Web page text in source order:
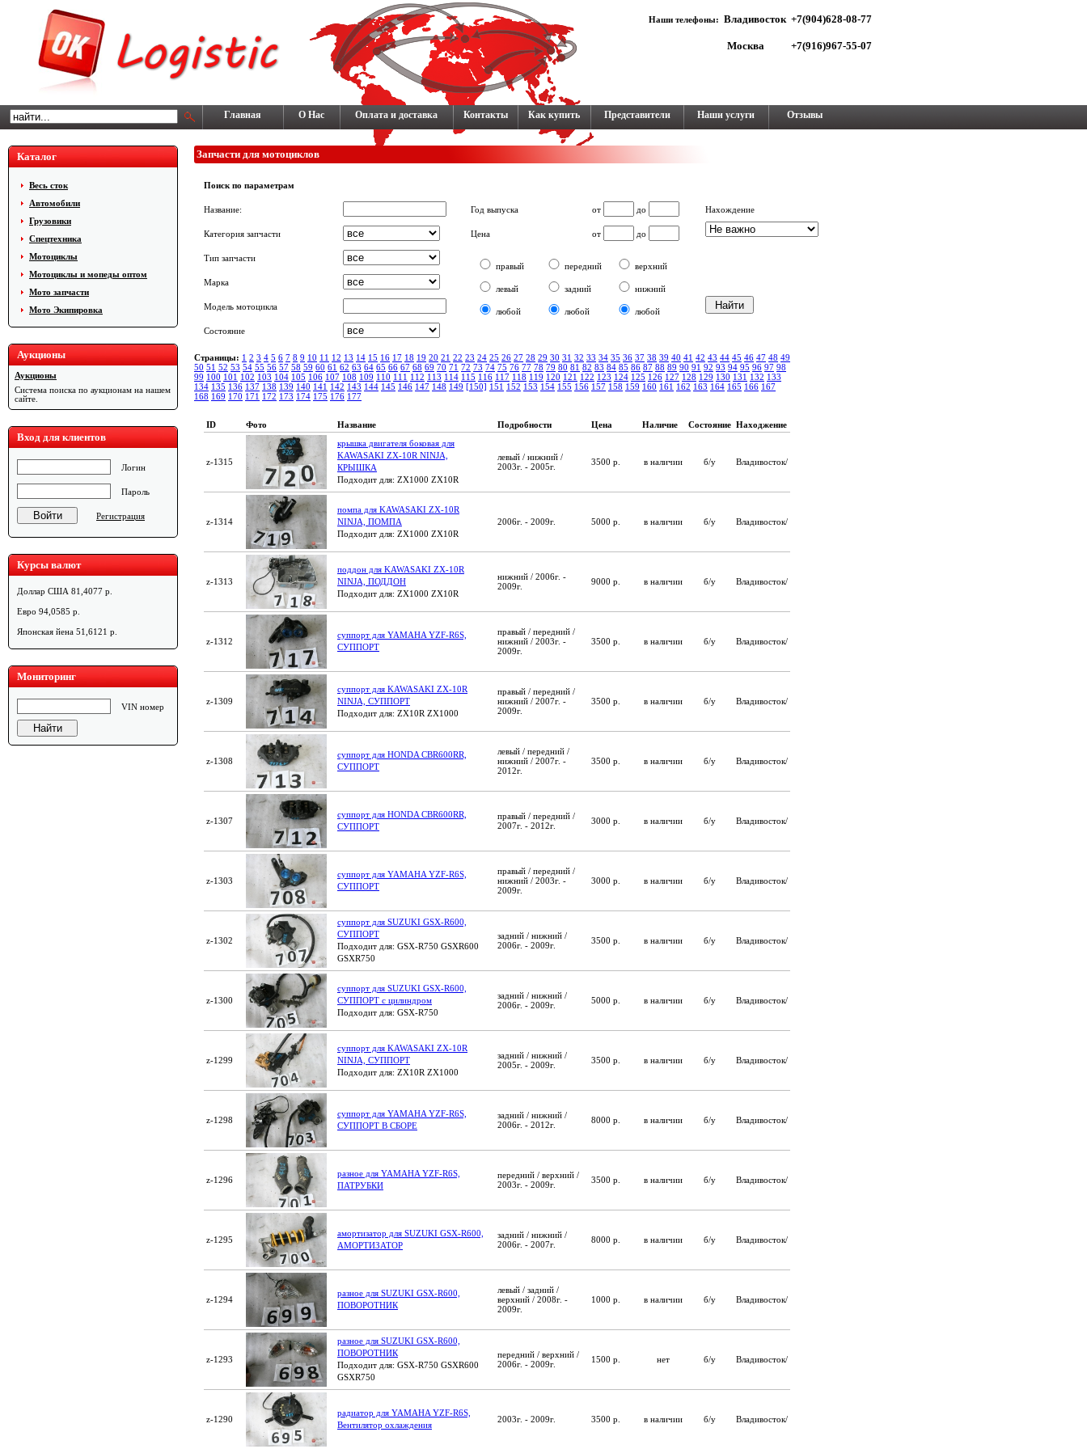
Наши телефоны: Владивосток +7(904)628-08-77
Москва +7(916)967-55-07
Главная О Нас Оплата и доставка Контакты Как купить Представители Наши услуги Отзывы
Каталог
Весь сток
Автомобили
Грузовики
Cпецтехника
Мотоциклы
Мотоциклы и мопеды оптом
Мото запчасти
Мото Экипировка
Аукционы
Аукционы
Система поиска по аукционам на нашем
сайте.
Вход для клиентов
Логин
Пароль
Регистрация
Курсы валют
Доллар США 81,4077 р.
Евро 94,0585 р.
Японская йена 51,6121 р.
Мониторинг
VIN номер
Запчасти для мотоциклов
Поиск по параметрам
Название:
Категория запчасти
Тип запчасти
Марка
Модель мотоцикла
Состояние
Год выпуска от до
Цена от до
правый передний верхний
левый задний нижний
любой любой любой
Нахождение
Страницы: 1 2 3 4 5 6 7 8 9 10 11 12 13 14 15 16 17 18 19 20 21 22 23 24 25 26 27 28 29 30 31 32 33 34 35 36 37 38 39 40 41 42 43 44 45 46 47 48 49
50 51 52 53 54 55 56 57 58 59 60 61 62 63 64 65 66 67 68 69 70 71 72 73 74 75 76 77 78 79 80 81 82 83 84 85 86 87 88 89 90 91 92 93 94 95 96 97 98
99 100 101 102 103 104 105 106 107 108 109 110 111 112 113 114 115 116 117 118 119 120 121 122 123 124 125 126 127 128 129 130 131 132 133
134 135 136 137 138 139 140 141 142 143 144 145 146 147 148 149 [150] 151 152 153 154 155 156 157 158 159 160 161 162 163 164 165 166 167
168 169 170 171 172 173 174 175 176 177
ID Фото Название Подробности Цена Наличие Состояние Находжение
z-1315
крышка двигателя боковая для
KAWASAKI ZX-10R NINJA,
КРЫШКА
Подходит для: ZX1000 ZX10R
левый / нижний /
2003г. - 2005г.
3500 р. в наличии б/у Владивосток/
z-1314
помпа для KAWASAKI ZX-10R
NINJA, ПОМПА
Подходит для: ZX1000 ZX10R
2006г. - 2009г. 5000 р. в наличии б/у Владивосток/
z-1313
поддон для KAWASAKI ZX-10R
NINJA, ПОДДОН
Подходит для: ZX1000 ZX10R
нижний / 2006г. -
2009г.
9000 р. в наличии б/у Владивосток/
z-1312
суппорт для YAMAHA YZF-R6S,
СУППОРТ
правый / передний /
нижний / 2003г. -
2009г.
3500 р. в наличии б/у Владивосток/
z-1309
суппорт для KAWASAKI ZX-10R
NINJA, СУППОРТ
Подходит для: ZX10R ZX1000
правый / передний /
нижний / 2007г. -
2009г.
3500 р. в наличии б/у Владивосток/
z-1308
суппорт для HONDA CBR600RR,
СУППОРТ
левый / передний /
нижний / 2007г. -
2012г.
3500 р. в наличии б/у Владивосток/
z-1307
суппорт для HONDA CBR600RR,
СУППОРТ
правый / передний /
2007г. - 2012г.
3000 р. в наличии б/у Владивосток/
z-1303
суппорт для YAMAHA YZF-R6S,
СУППОРТ
правый / передний /
нижний / 2003г. -
2009г.
3000 р. в наличии б/у Владивосток/
z-1302
суппорт для SUZUKI GSX-R600,
СУППОРТ
Подходит для: GSX-R750 GSXR600
GSXR750
задний / нижний /
2006г. - 2009г.
3500 р. в наличии б/у Владивосток/
z-1300
суппорт для SUZUKI GSX-R600,
СУППОРТ с цилиндром
Подходит для: GSX-R750
задний / нижний /
2006г. - 2009г.
5000 р. в наличии б/у Владивосток/
z-1299
суппорт для KAWASAKI ZX-10R
NINJA, СУППОРТ
Подходит для: ZX10R ZX1000
задний / нижний /
2005г. - 2009г.
3500 р. в наличии б/у Владивосток/
z-1298
суппорт для YAMAHA YZF-R6S,
СУППОРТ В СБОРЕ
задний / нижний /
2006г. - 2012г.
8000 р. в наличии б/у Владивосток/
z-1296
разное для YAMAHA YZF-R6S,
ПАТРУБКИ
передний / верхний /
2003г. - 2009г.
3500 р. в наличии б/у Владивосток/
z-1295
амортизатор для SUZUKI GSX-R600,
АМОРТИЗАТОР
задний / нижний /
2006г. - 2007г.
8000 р. в наличии б/у Владивосток/
z-1294
разное для SUZUKI GSX-R600,
ПОВОРОТНИК
левый / задний /
верхний / 2008г. -
2009г.
1000 р. в наличии б/у Владивосток/
z-1293
разное для SUZUKI GSX-R600,
ПОВОРОТНИК
Подходит для: GSX-R750 GSXR600
GSXR750
передний / верхний /
2006г. - 2009г.
1500 р. нет б/у Владивосток/
z-1290
радиатор для YAMAHA YZF-R6S,
Вентилятор охлаждения
2003г. - 2009г. 3500 р. в наличии б/у Владивосток/